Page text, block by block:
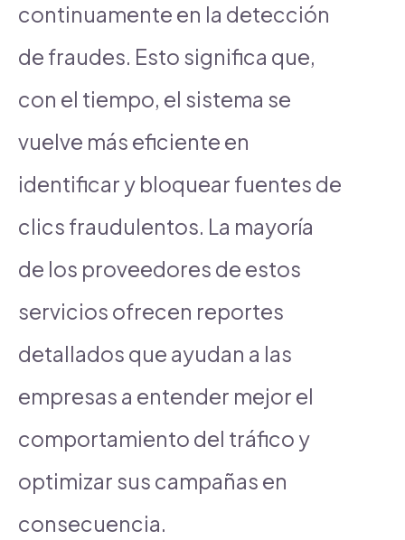
continuamente en la detección
de fraudes. Esto significa que,
con el tiempo, el sistema se
vuelve más eficiente en
identificar y bloquear fuentes de
clics fraudulentos. La mayoría
de los proveedores de estos
servicios ofrecen reportes
detallados que ayudan a las
empresas a entender mejor el
comportamiento del tráfico y
optimizar sus campañas en
consecuencia.